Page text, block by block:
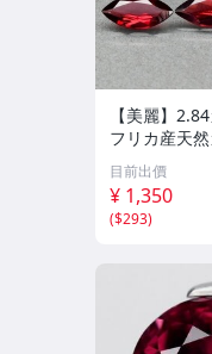
【美麗】
フリカ産天
目前出價
¥ 1,350
($293)